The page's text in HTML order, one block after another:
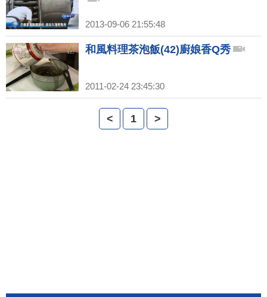
2013-09-06 21:55:48
和風料理茶泡飯(42)廚娘香Q秀
2011-02-24 23:45:30
< 1 >